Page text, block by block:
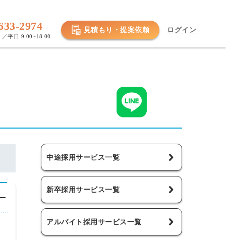
2974
／平日 9:00~18:00
見積もり・提案依頼 ログイン
中途採用サービス一覧
新卒採用サービス一覧
アルバイト採用サービス一覧